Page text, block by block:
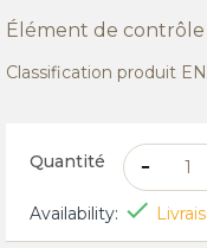
Élément de contrôle
Classification produit
Quantité
Availability: 